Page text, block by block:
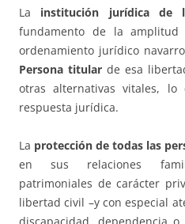
La institución jurídica de
fundamento de la
ordenamiento jurídico
Persona titularde esa
otras alternativas vitales,
respuesta jurídica.
La protección de todas las
en sus relaciones
patrimoniales de carácter
libertad civil –y con especial